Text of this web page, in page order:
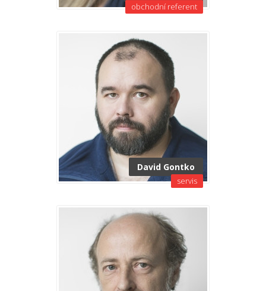
obchodní referent
David Gontko
servis